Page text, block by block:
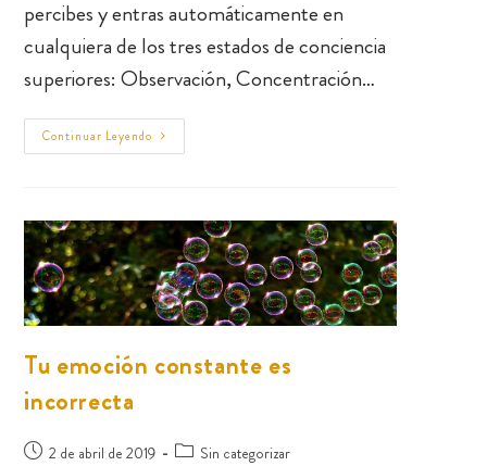
percibes y entras automáticamente en
cualquiera de los tres estados de conciencia
superiores: Observación, Concentración…
Continuar Leyendo
Tu emoción constante es
incorrecta
2 de abril de 2019 Sin categorizar